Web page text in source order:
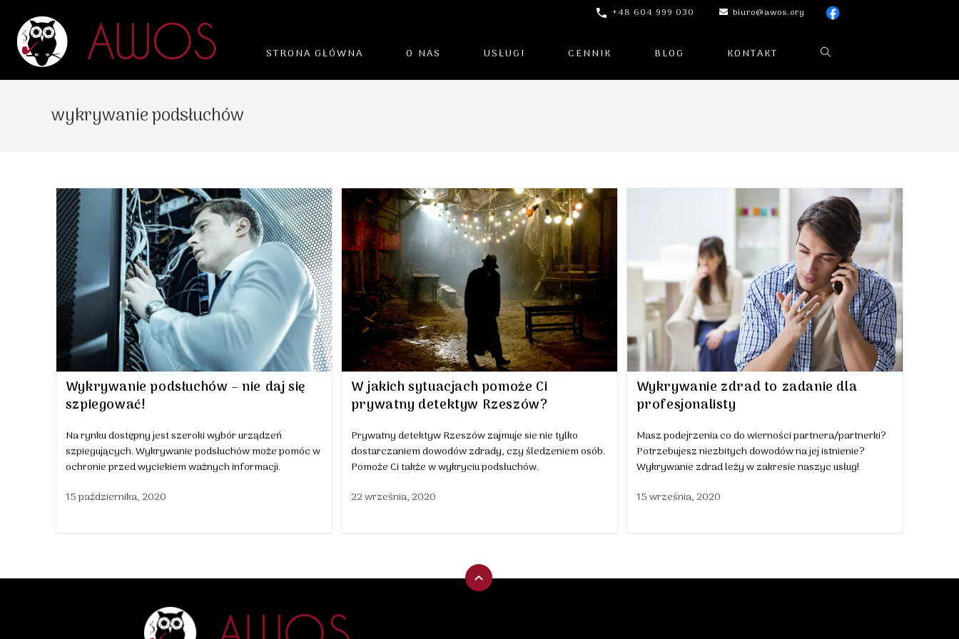
+48 604 999 030 biuro@awos.org
STRONA GŁÓWNA O NAS USŁUGI CENNIK BLOG KONTAKT
wykrywanie podsłuchów
Wykrywanie podsłuchów – nie daj się
szpiegować!
Na rynku dostępny jest szeroki wybór urządzeń
szpiegujących. Wykrywanie podsłuchów może pomóc w
ochronie przed wyciekiem ważnych informacji.
15 października, 2020
W jakich sytuacjach pomoże Ci
prywatny detektyw Rzeszów?
Prywatny detektyw Rzeszów zajmuje sie nie tylko
dostarczaniem dowodów zdrady, czy śledzeniem osób.
Pomoże Ci także w wykryciu podsłuchów.
22 września, 2020
Wykrywanie zdrad to zadanie dla
profesjonalisty
Masz podejrzenia co do wierności partnera/partnerki?
Potrzebujesz niezbitych dowodów na jej istnienie?
Wykrywanie zdrad leży w zakresie naszyc usług!
15 września, 2020